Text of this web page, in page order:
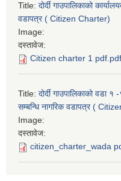
Title: दोर्दी गाउपालिकाको
वडापत्र ( Citizen Charter)
Image:
दस्तावेज:
Citizen charter 1 pdf.pdf
Title: दोर्दी गाउपालिकाको वडा
सम्बन्धि नागरिक वडापत्र (
Image:
दस्तावेज:
citizen_charter_wada